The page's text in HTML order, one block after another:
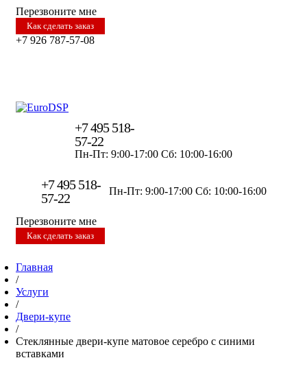
Перезвоните мне
Как сделать заказ
+7 926 787-57-08
+7 495 518-
57-22
Пн-Пт: 9:00-17:00 Сб: 10:00-16:00
+7 495 518-
57-22
Пн-Пт: 9:00-17:00 Сб: 10:00-16:00
Перезвоните мне
Как сделать заказ
Главная
/
Услуги
/
Двери-купе
/
Стеклянные двери-купе матовое серебро с синими
вставками